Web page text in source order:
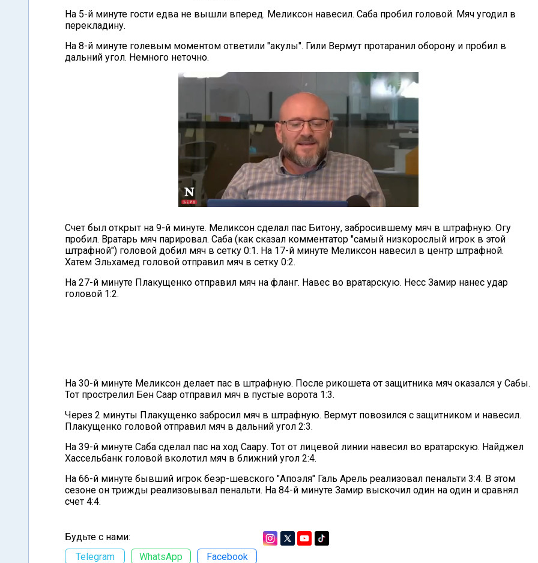
На 5-й минуте гости едва не вышли вперед. Меликсон навесил. Саба пробил головой. Мяч угодил в
перекладину.
На 8-й минуте голевым моментом ответили "акулы". Гили Вермут протаранил оборону и пробил в
дальний угол. Немного неточно.
Счет был открыт на 9-й минуте. Меликсон сделал пас Битону, забросившему мяч в штрафную. Огу
пробил. Вратарь мяч парировал. Саба (как сказал комментатор "самый низкорослый игрок в этой
штрафной") головой добил мяч в сетку 0:1. На 17-й минуте Меликсон навесил в центр штрафной.
Хатем Эльхамед головой отправил мяч в сетку 0:2.
На 27-й минуте Плакущенко отправил мяч на фланг. Навес во вратарскую. Несс Замир нанес удар
головой 1:2.
На 30-й минуте Меликсон делает пас в штрафную. После рикошета от защитника мяч оказался у Сабы.
Тот прострелил Бен Саар отправил мяч в пустые ворота 1:3.
Через 2 минуты Плакущенко забросил мяч в штрафную. Вермут повозился с защитником и навесил.
Плакущенко головой отправил мяч в дальний угол 2:3.
На 39-й минуте Саба сделал пас на ход Саару. Тот от лицевой линии навесил во вратарскую. Найджел
Хассельбанк головой вколотил мяч в ближний угол 2:4.
На 66-й минуте бывший игрок беэр-шевского "Апоэля" Галь Арель реализовал пенальти 3:4. В этом
сезоне он трижды реализовывал пенальти. На 84-й минуте Замир выскочил один на один и сравнял
счет 4:4.
Будьте с нами:
Telegram
WhatsApp Facebook